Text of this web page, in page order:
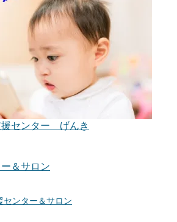
センター げんき
＆サロン
センター＆サロン